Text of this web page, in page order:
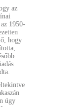
az
1950-
hogy
úgy